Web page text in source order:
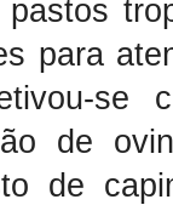
para
se
de
de